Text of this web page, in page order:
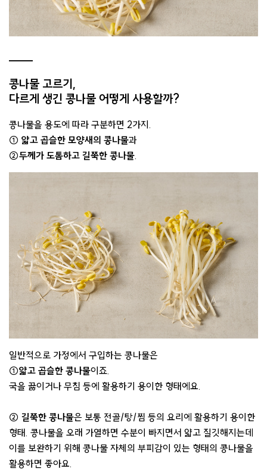
콩나물 고르기,
다르게 생긴 콩나물 어떻게 사용할까?
콩나물을 용도에 따라 구분하면 2가지.
① 얇고 곱슬한 모양새의 콩나물과
②두께가 도톰하고 길쭉한 콩나물.
일반적으로 가정에서 구입하는 콩나물은
①얇고 곱슬한 콩나물이죠.
국을 끓이거나 무침 등에 활용하기 용이한 형태에요.
② 길쭉한 콩나물은 보통 전골/탕/찜 등의 요리에 활용하기 용이한
형태. 콩나물을 오래 가열하면 수분이 빠지면서 얇고 질깃해지는데
이를 보완하기 위해 콩나물 자체의 부피감이 있는 형태의 콩나물을
활용하면 좋아요.